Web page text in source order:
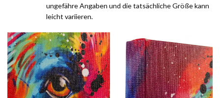
ungefähre Angaben und die tatsächliche Größe kann
leicht variieren.